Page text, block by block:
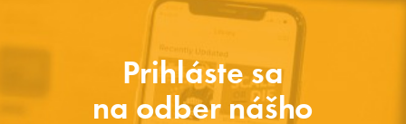
Prihláste sa
na odber nášho